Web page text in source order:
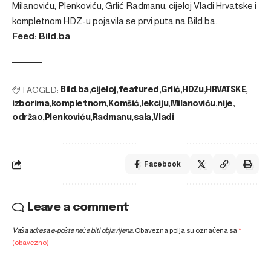
Milanoviću, Plenkoviću, Grlić Radmanu, cijeloj Vladi Hrvatske i
kompletnom HDZ-u pojavila se prvi puta na Bild.ba
Feed: Bild.ba
TAGGED: Bild.ba cijeloj featured Grlić HDZu HRVATSKE
izborima kompletnom Komšić lekciju Milanoviću nije
održao Plenkoviću Radmanu sala Vladi
Facebook
Leave a comment
Vaša adresa e-pošte neće biti objavljena. Obavezna polja su označena sa*
(obavezno)